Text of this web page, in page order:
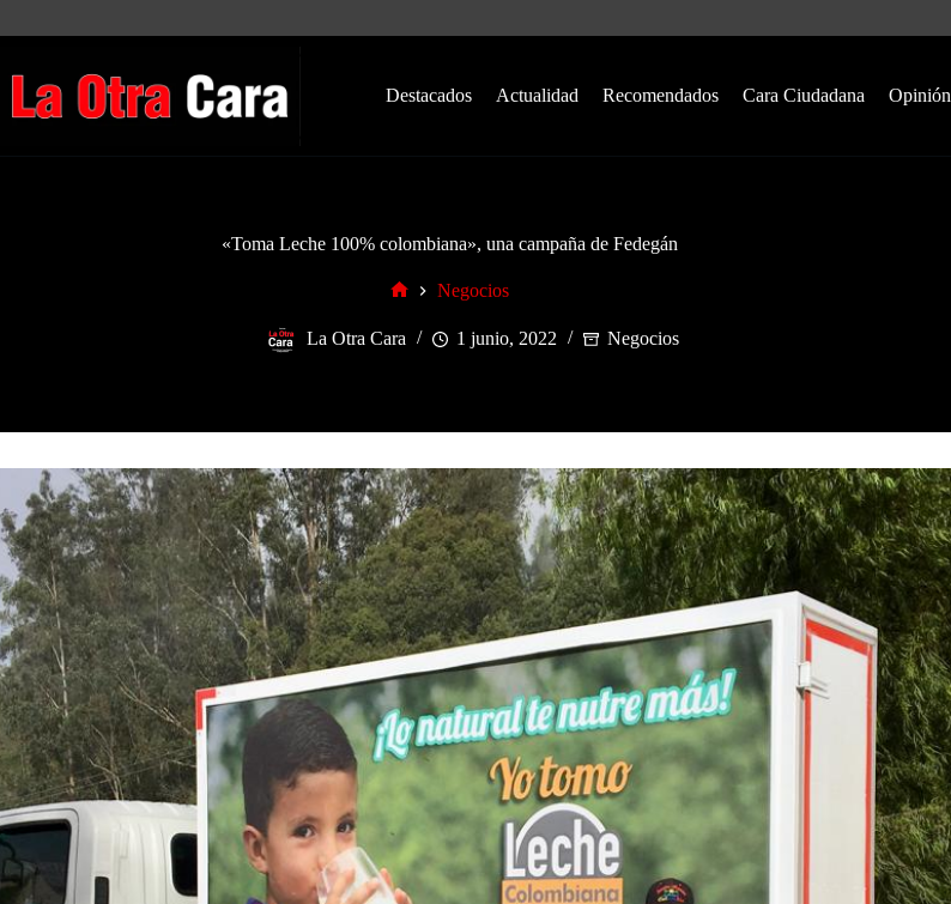
Destacados Actualidad Recomendados Cara Ciudadana Opinión
«Toma Leche 100% colombiana», una campaña de Fedegán
Negocios
La Otra Cara 1 junio, 2022 Negocios